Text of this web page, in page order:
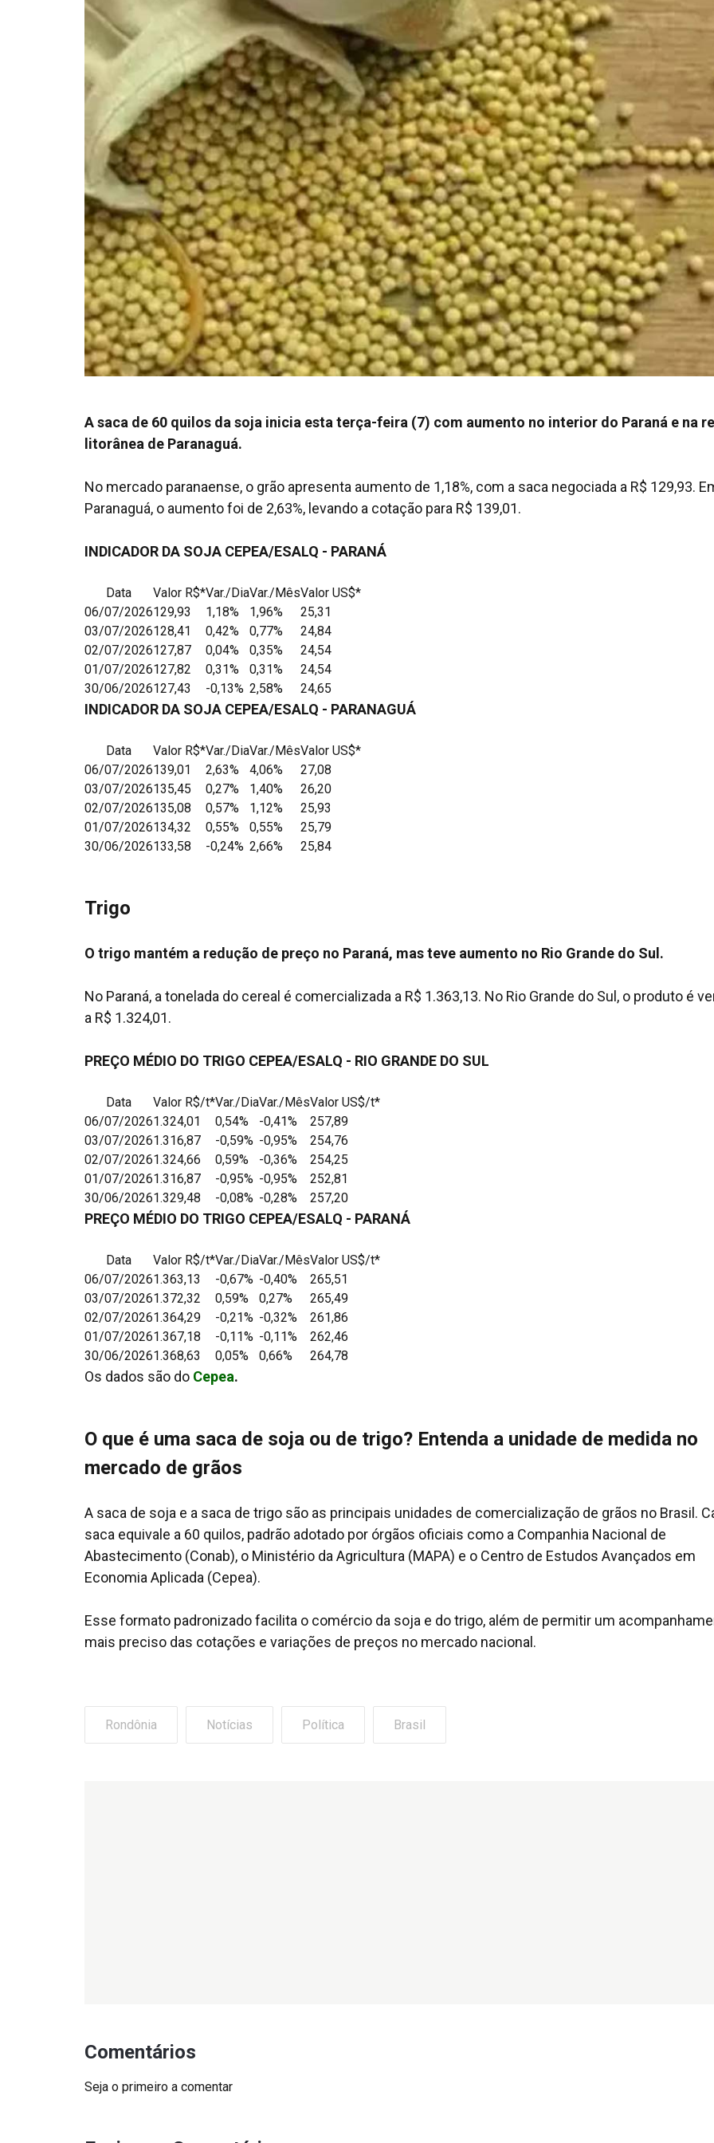
A saca de 60 quilos da soja inicia esta terça-feira (7) com aumento no interior do Paraná e na
litorânea de Paranaguá.
No mercado paranaense, o grão apresenta aumento de 1,18%, com a saca negociada a R$ 129,93.
Paranaguá, o aumento foi de 2,63%, levando a cotação para R$ 139,01.
INDICADOR DA SOJA CEPEA/ESALQ - PARANÁ
Data Valor R$*Var./DiaVar./MêsValor US$*
06/07/2026129,93 1,18% 1,96%
25,31
03/07/2026128,41 0,42% 0,77%
24,84
02/07/2026127,87 0,04% 0,35%
24,54
01/07/2026127,82 0,31% 0,31%
24,54
30/06/2026127,43 -0,13% 2,58% 24,65
INDICADOR DA SOJA CEPEA/ESALQ - PARANAGUÁ
Data Valor R$*Var./DiaVar./MêsValor US$*
06/07/2026139,01 2,63% 4,06%
27,08
03/07/2026135,45 0,27% 1,40%
26,20
02/07/2026135,08 0,57% 1,12%
25,93
01/07/2026134,32 0,55% 0,55%
25,79
30/06/2026133,58 -0,24% 2,66% 25,84
Trigo
O trigo mantém a redução de preço no Paraná, mas teve aumento no Rio Grande do Sul.
No Paraná, a tonelada do cereal é comercializada a R$ 1.363,13. No Rio Grande do Sul, o produto é
a R$ 1.324,01.
PREÇO MÉDIO DO TRIGO CEPEA/ESALQ - RIO GRANDE DO SUL
Data Valor R$/t*Var./DiaVar./MêsValor US$/t*
06/07/20261.324,01 0,54% -0,41%
257,89
03/07/20261.316,87 -0,59% -0,95%
254,76
02/07/20261.324,66 0,59% -0,36%
254,25
01/07/20261.316,87 -0,95% -0,95%
252,81
30/06/20261.329,48 -0,08% -0,28% 257,20
PREÇO MÉDIO DO TRIGO CEPEA/ESALQ - PARANÁ
Data Valor R$/t*Var./DiaVar./MêsValor US$/t*
06/07/20261.363,13 -0,67% -0,40%
265,51
03/07/20261.372,32 0,59% 0,27%
265,49
02/07/20261.364,29 -0,21% -0,32%
261,86
01/07/20261.367,18 -0,11% -0,11%
262,46
30/06/20261.368,63 0,05% 0,66% 264,78
Os dados são do Cepea.
O que é uma saca de soja ou de trigo? Entenda a unidade de medida no
mercado de grãos
A saca de soja e a saca de trigo são as principais unidades de comercialização de grãos no Brasil.
saca equivale a 60 quilos, padrão adotado por órgãos oficiais como a Companhia Nacional de
Abastecimento (Conab), o Ministério da Agricultura (MAPA) e o Centro de Estudos Avançados em
Economia Aplicada (Cepea).
Esse formato padronizado facilita o comércio da soja e do trigo, além de permitir um
mais preciso das cotações e variações de preços no mercado nacional.
Rondônia Notícias Política Brasil
Comentários
Seja o primeiro a comentar